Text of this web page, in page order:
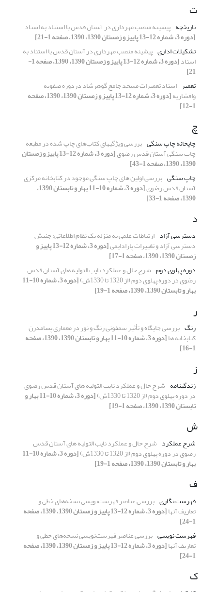
ت
تاریخچه پیشینه منصب مهرداری در آستان قدس با استناد به اسناد
[دوره 3، شماره 12-13 پاییز و زمستان 1390، 1390، صفحه 1-21]
تشکیلات اداری پیشینه منصب مهرداری در آستان قدس با استناد به
اسناد [دوره 3، شماره 12-13 پاییز و زمستان 1390، 1390، صفحه 1-
21]
تعمیر اسناد تعمیرات مسجد جامع گوهرشاد دردوره صفویه
وافشاریه [دوره 3، شماره 12-13 پاییز و زمستان 1390، 1390، صفحه
1-12]
چ
چاپخانه چاپ سنگی ‏بررسی ویژگیهای کتاب‌های چاپ شده در مطبعه
چاپ سنگی آستان قدس رضوی [دوره 3، شماره 12-13 پاییز و زمستان
1390، 1390، صفحه 1-43]
چاپ سنگی بررسی اولین های چاپ سنگی موجود در کتابخانه مرکزی
آستان قدس رضوی [دوره 3، شماره 10-11 بهار و تابستان 1390،
1390، صفحه 1-33]
د
دسترسی آزاد ارتباطات علمی به منزله یک نظام اطلاعاتی: جنبش
دسترسی آزاد و تغییرات پارادایمی [دوره 3، شماره 12-13 پاییز و
زمستان 1390، 1390، صفحه 1-17]
دوره پهلوی دوم شرح حال و عملکرد نایب التولیه های آستان قدس
رضوی در دوره پهلوی دوم (از 1320 تا 1330ش) [دوره 3، شماره 10-11
بهار و تابستان 1390، 1390، صفحه 1-19]
ر
رنگ بررسی جایگاه و تأثیر سمفونی رنگ و نور در معماری پسامدرن
کتابخانه­ ها [دوره 3، شماره 10-11 بهار و تابستان 1390، 1390، صفحه
1-16]
ز
زندگینامه شرح حال و عملکرد نایب التولیه های آستان قدس رضوی
در دوره پهلوی دوم (از 1320 تا 1330ش) [دوره 3، شماره 10-11 بهار و
تابستان 1390، 1390، صفحه 1-19]
ش
شرح عملکرد شرح حال و عملکرد نایب التولیه های آستان قدس
رضوی در دوره پهلوی دوم (از 1320 تا 1330ش) [دوره 3، شماره 10-11
بهار و تابستان 1390، 1390، صفحه 1-19]
ف
فهرست نگاری بررسی عناصر فهرست‌نویسی نسخه‌های خطی و
تعاریف آنها [دوره 3، شماره 12-13 پاییز و زمستان 1390، 1390، صفحه
1-24]
فهرست‌ نویسی بررسی عناصر فهرست‌نویسی نسخه‌های خطی و
تعاریف آنها [دوره 3، شماره 12-13 پاییز و زمستان 1390، 1390، صفحه
1-24]
ک